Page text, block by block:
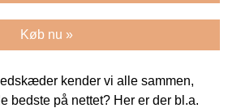
Køb nu »
kender vi alle sammen,
bedste på nettet? Her er der bl.a.